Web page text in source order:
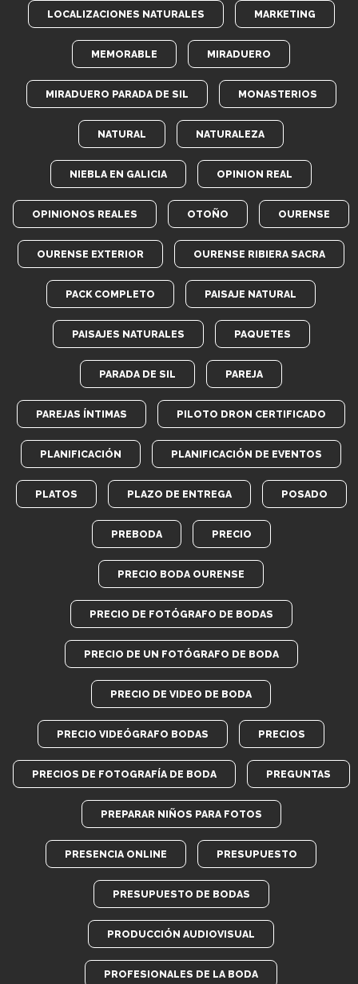
LOCALIZACIONES NATURALES MARKETING
MEMORABLE MIRADUERO
MIRADUERO PARADA DE SIL MONASTERIOS
NATURAL NATURALEZA
NIEBLA EN GALICIA OPINION REAL
OPINIONOS REALES OTOÑO OURENSE
OURENSE EXTERIOR OURENSE RIBIERA SACRA
PACK COMPLETO PAISAJE NATURAL
PAISAJES NATURALES PAQUETES
PARADA DE SIL PAREJA
PAREJAS ÍNTIMAS PILOTO DRON CERTIFICADO
PLANIFICACIÓN PLANIFICACIÓN DE EVENTOS
PLATOS PLAZO DE ENTREGA POSADO
PREBODA PRECIO
PRECIO BODA OURENSE
PRECIO DE FOTÓGRAFO DE BODAS
PRECIO DE UN FOTÓGRAFO DE BODA
PRECIO DE VIDEO DE BODA
PRECIO VIDEÓGRAFO BODAS PRECIOS
PRECIOS DE FOTOGRAFÍA DE BODA PREGUNTAS
PREPARAR NIÑOS PARA FOTOS
PRESENCIA ONLINE PRESUPUESTO
PRESUPUESTO DE BODAS
PRODUCCIÓN AUDIOVISUAL
PROFESIONALES DE LA BODA